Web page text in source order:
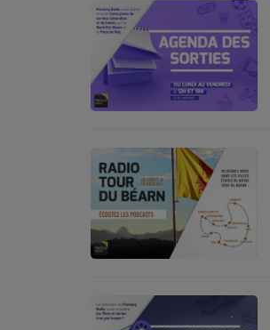
VOTRE PUBLICITÉ SUR PONTACQ RADIO
LOCATION DE STUDIOS
EN QUOI ÇA CONSISTE ?
ÉCOUTEZ LES PRODUCTIONS
RECRUTEMENT